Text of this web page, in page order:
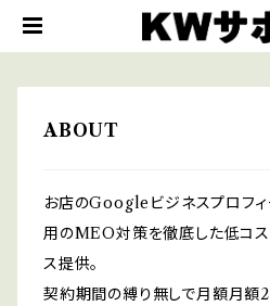
ABOUT
お店のGoogleビジネスプロフ
用のMEO対策を徹底した低コ
ス提供。
契約期間の縛り無しで月額月